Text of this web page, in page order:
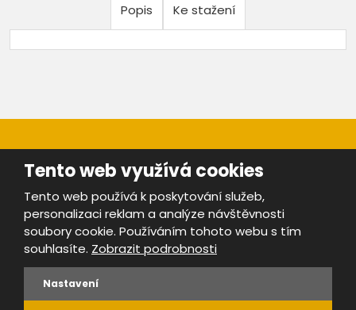
Popis Ke stažení
Provozovatel portálu ŠROTY.cz je
Mapa stránek |Bezpečnost a ochrana osobních údajů
Podmínky použití
Tento web využívá cookies
Tento web používá k poskytování služeb,
personalizaci reklam a analýze návštěvnosti
soubory cookie. Používáním tohoto webu s tím
souhlasíte. Zobrazit podrobnosti
Nastavení